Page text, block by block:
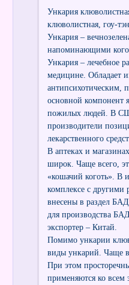
Ункария
клюволистная, гоу-
Ункария –
напоминающими
Ункария – лечебное
медицине. Обладает
антипсихотическим,
основной компонент
пожилых людей. В
производители
лекарственного
В аптеках и
широк. Чаще всего,
«кошачий коготь». В
комплексе с
внесены в раздел
для производства
экспортер – Китай.
Помимо ункарии
виды ункарий. Чаще
При этом
применяются ко